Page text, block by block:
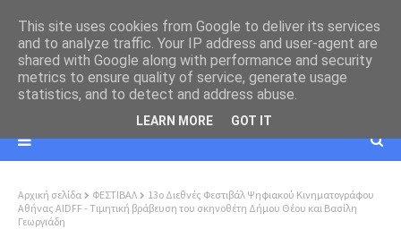
Αρχική σελίδα ΦΕΣΤΙΒΑΛ
13ο Διεθνές Φεστιβάλ Ψηφιακού Κινηματογράφου
Αθήνας AIDFF - Τιμητική βράβευση του σκηνοθέτη Δήμου Θέου και Βασίλη
Γεωργιάδη
This site uses cookies from Google to deliver its services
and to analyze traffic. Your IP address and user-agent are
shared with Google along with performance and security
metrics to ensure quality of service, generate usage
statistics, and to detect and address abuse.
LEARN MORE GOT IT